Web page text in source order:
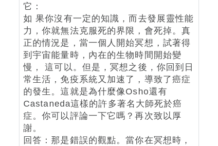
它：
如 果你沒有一定的知識，而去發展靈性能
力，你就無法克服死的界限，會死掉。真
正的情況是，當一個人開始冥想，試著得
到宇宙能量時，內在的生物時間開始變
慢， 這可以。但是，冥想之後，你回到日
常生活，免疫系統又加速了，導致了癌症
的發生。這就是為什麼像Osho還有
Castaneda這樣的許多著名大師死於癌
症。你可以評論一下它嗎？再次致以厚
謝。
回答：那是錯誤的觀點。當你在冥想時，